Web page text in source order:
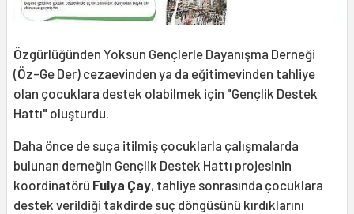
Özgürlüğünden Yoksun Gençlerle Dayanışma Derneği
(Öz-Ge Der) cezaevinden ya da eğitimevinden tahliye
olan çocuklara destek olabilmek için "Gençlik Destek
Hattı" oluşturdu.
Daha önce de suça itilmiş çocuklarla çalışmalarda
bulunan derneğin Gençlik Destek Hattı projesinin
koordinatörü Fulya Çay, tahliye sonrasında çocuklara
destek verildiği takdirde suç döngüsünü kırdıklarını